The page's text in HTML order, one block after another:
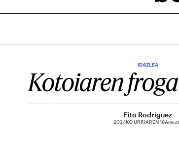
IDAZLEA
Kotoiaren
Fito Rodriguez
2024KO URRIAREN 18A